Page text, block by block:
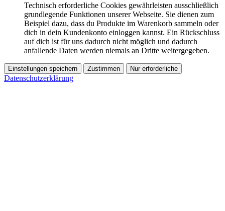
Technisch erforderliche Cookies gewährleisten ausschließlich
grundlegende Funktionen unserer Webseite. Sie dienen zum
Beispiel dazu, dass du Produkte im Warenkorb sammeln oder
dich in dein Kundenkonto einloggen kannst. Ein Rückschluss
auf dich ist für uns dadurch nicht möglich und dadurch
anfallende Daten werden niemals an Dritte weitergegeben.
Einstellungen speichern Zustimmen Nur erforderliche
Datenschutzerklärung